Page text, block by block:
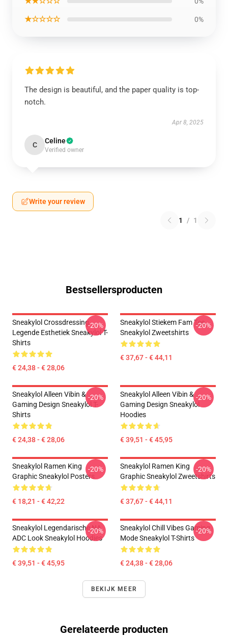
★☆☆☆☆ 0%
The design is beautiful, and the paper quality is top-
notch.
Apr 8, 2025
C Celine
Verified owner
Write your review
1 / 1
Bestsellersproducten
Sneakylol Crossdressing
Legende Esthetiek Sneakylol T-
Shirts
€ 24,38 - € 28,06
-20%
Sneakylol Stiekem Fam Tee
Sneakylol Zweetshirts
€ 37,67 - € 44,11
-20%
Sneakylol Alleen Vibin &
Gaming Design Sneakylol T-
Shirts
€ 24,38 - € 28,06
-20%
Sneakylol Alleen Vibin &
Gaming Design Sneakylol
Hoodies
€ 39,51 - € 45,95
-20%
Sneakylol Ramen King
Graphic Sneakylol Posters
€ 18,21 - € 42,22
-20%
Sneakylol Ramen King
Graphic Sneakylol Zweetshirts
€ 37,67 - € 44,11
-20%
Sneakylol Legendarische NA
ADC Look Sneakylol Hoodies
€ 39,51 - € 45,95
-20%
Sneakylol Chill Vibes Gaming
Mode Sneakylol T-Shirts
€ 24,38 - € 28,06
-20%
BEKIJK MEER
Gerelateerde producten